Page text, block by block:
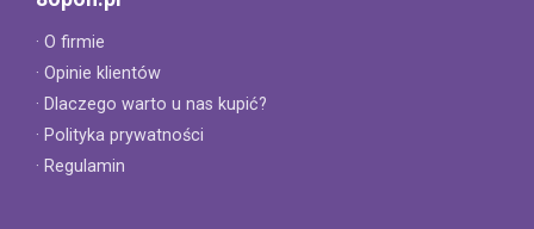
· O firmie
· Opinie klientów
· Dlaczego warto u nas kupić?
· Polityka prywatności
· Regulamin